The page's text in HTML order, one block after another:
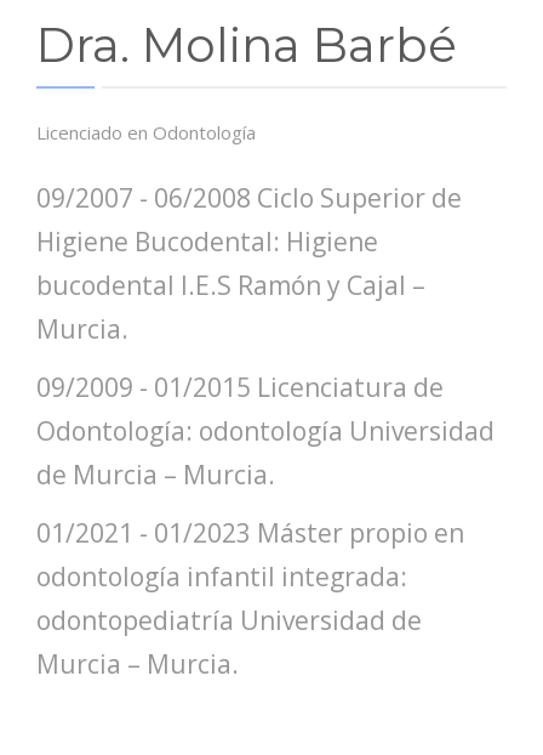
Dra. Molina Barbé
Licenciado en Odontología
09/2007 - 06/2008 Ciclo Superior de
Higiene Bucodental: Higiene
bucodental I.E.S Ramón y Cajal –
Murcia.
09/2009 - 01/2015 Licenciatura de
Odontología: odontología Universidad
de Murcia – Murcia.
01/2021 - 01/2023 Máster propio en
odontología infantil integrada:
odontopediatría Universidad de
Murcia – Murcia.